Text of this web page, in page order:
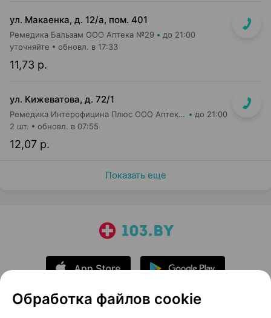
ул. Макаенка, д. 12/а, пом. 401
Ремедика Бальзам ООО Аптека №29 до 21:00
11,73 р.
уточняйте обновл. в 17:33
ул. Кижеватова, д. 72/1
Ремедика Интерофицина Плюс ООО Аптека №7 до 21:00
12,07 р.
2 шт. обновл. в 07:55
Показать еще
Обработка файлов cookie